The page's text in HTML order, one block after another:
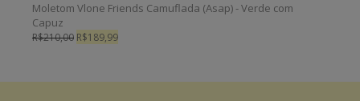
Moletom Vlone Friends Camuflada (Asap) - Verde com
Capuz
R$210,00 R$189,99